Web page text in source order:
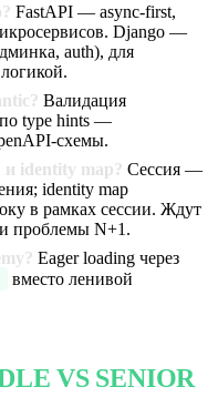
FastAPI — async-first,
Django —
auth), для
Валидация
по type hints —
схемы.
и identity map? Сессия —
identity map
в рамках сессии. Ждут
проблемы N+1.
Eager loading через
вместо ленивой
VS SENIOR